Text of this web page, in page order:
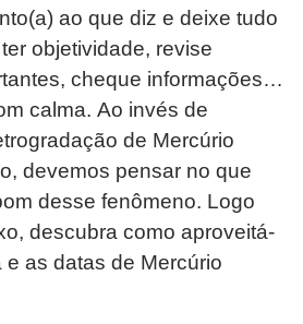
ao que diz e deixe tudo
objetividade, revise
cheque informações…
calma. Ao invés de
de Mercúrio
devemos pensar no que
desse fenômeno. Logo
descubra como aproveitá-
e as datas de Mercúrio